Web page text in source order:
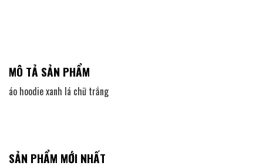
MÔ TẢ SẢN PHẨM
áo hoodie xanh lá chữ trắng
SẢN PHẨM MỚI NHẤT